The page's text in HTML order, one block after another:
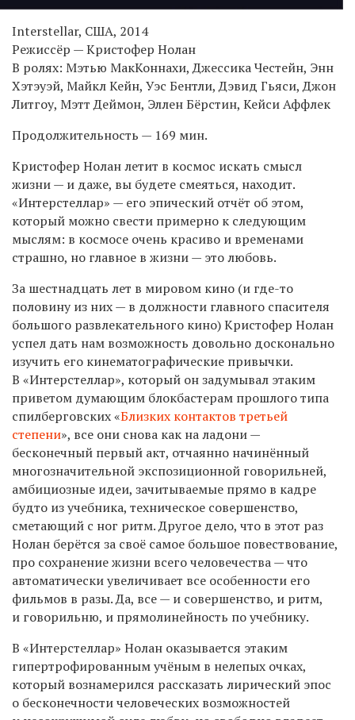
Interstellar, США, 2014
Режиссёр — Кристофер Нолан
В ролях: Мэтью МакКоннахи, Джессика Честейн, Энн
Хэтэуэй, Майкл Кейн, Уэс Бентли, Дэвид Гьяси, Джон
Литгоу, Мэтт Деймон, Эллен Бёрстин, Кейси Аффлек
Продолжительность — 169 мин.
Кристофер Нолан летит в космос искать смысл
жизни — и даже, вы будете смеяться, находит.
«Интерстеллар» — его эпический отчёт об этом,
который можно свести примерно к следующим
мыслям: в космосе очень красиво и временами
страшно, но главное в жизни — это любовь.
За шестнадцать лет в мировом кино (и где-то
половину из них — в должности главного спасителя
большого развлекательного кино) Кристофер Нолан
успел дать нам возможность довольно досконально
изучить его кинематографические привычки.
В «Интерстеллар», который он задумывал этаким
приветом думающим блокбастерам прошлого типа
спилберговских «Близких контактов третьей
степени», все они снова как на ладони —
бесконечный первый акт, отчаянно начинённый
многозначительной экспозиционной говорильней,
амбициозные идеи, зачитываемые прямо в кадре
будто из учебника, техническое совершенство,
сметающий с ног ритм. Другое дело, что в этот раз
Нолан берётся за своё самое большое повествование,
про сохранение жизни всего человечества — что
автоматически увеличивает все особенности его
фильмов в разы. Да, все — и совершенство, и ритм,
и говорильню, и прямолинейность по учебнику.
В «Интерстеллар» Нолан оказывается этаким
гипертрофированным учёным в нелепых очках,
который вознамерился рассказать лирический эпос
о бесконечности человеческих возможностей